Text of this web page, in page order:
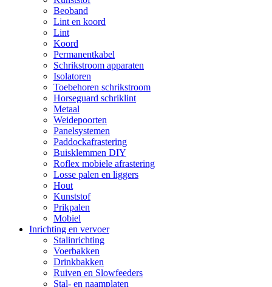
Beoband
Lint en koord
Lint
Koord
Permanentkabel
Schrikstroom apparaten
Isolatoren
Toebehoren schrikstroom
Horseguard schriklint
Metaal
Weidepoorten
Panelsystemen
Paddockafrastering
Buisklemmen DIY
Roflex mobiele afrastering
Losse palen en liggers
Hout
Kunststof
Prikpalen
Mobiel
Inrichting en vervoer
Stalinrichting
Voerbakken
Drinkbakken
Ruiven en Slowfeeders
Stal- en naamplaten